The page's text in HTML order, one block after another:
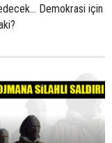
Demokrasi için